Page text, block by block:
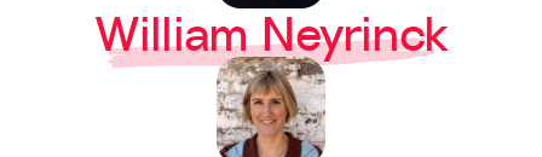
William Neyrinck